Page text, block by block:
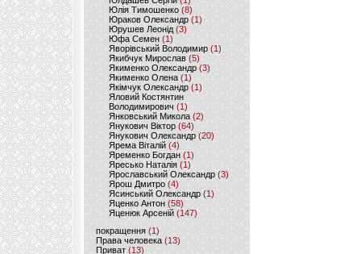
Юлія Тимошенко (8)
Юраков Олександр (1)
Юрушев Леонід (3)
Юфа Семен (1)
Яворівський Володимир (1)
Якибчук Мирослав (5)
Якименко Олександр (3)
Якименко Олена(1)
Якімчук Олександр (1)
Яловий Костянтин
Володимирович (1)
Янковський Микола(2)
Янукович Віктор (64)
Янукович Олександр(20)
Ярема Віталій(4)
Яременко Богдан(1)
Яресько Наталія(1)
Ярославський Олександр (3)
Ярош Дмитро (4)
Ясинський Олександр (1)
Яценко Антон(58)
Яценюк Арсеній (147)
покращення (1)
Права человека(13)
Приват (13)